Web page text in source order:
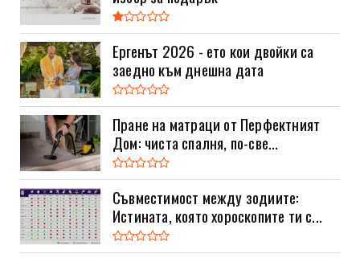
Ергенът 2026 - ето кои двойки са
заедно към днешна дата
Пране на матраци от Перфектният
Дом: чиста спалня, по-све...
Съвместимост между зодиите:
Истината, която хороскопите ти с...